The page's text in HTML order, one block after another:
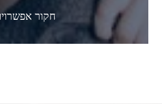
חקור